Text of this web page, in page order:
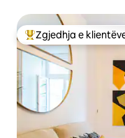
Më të mirat e
Zgjedhja e